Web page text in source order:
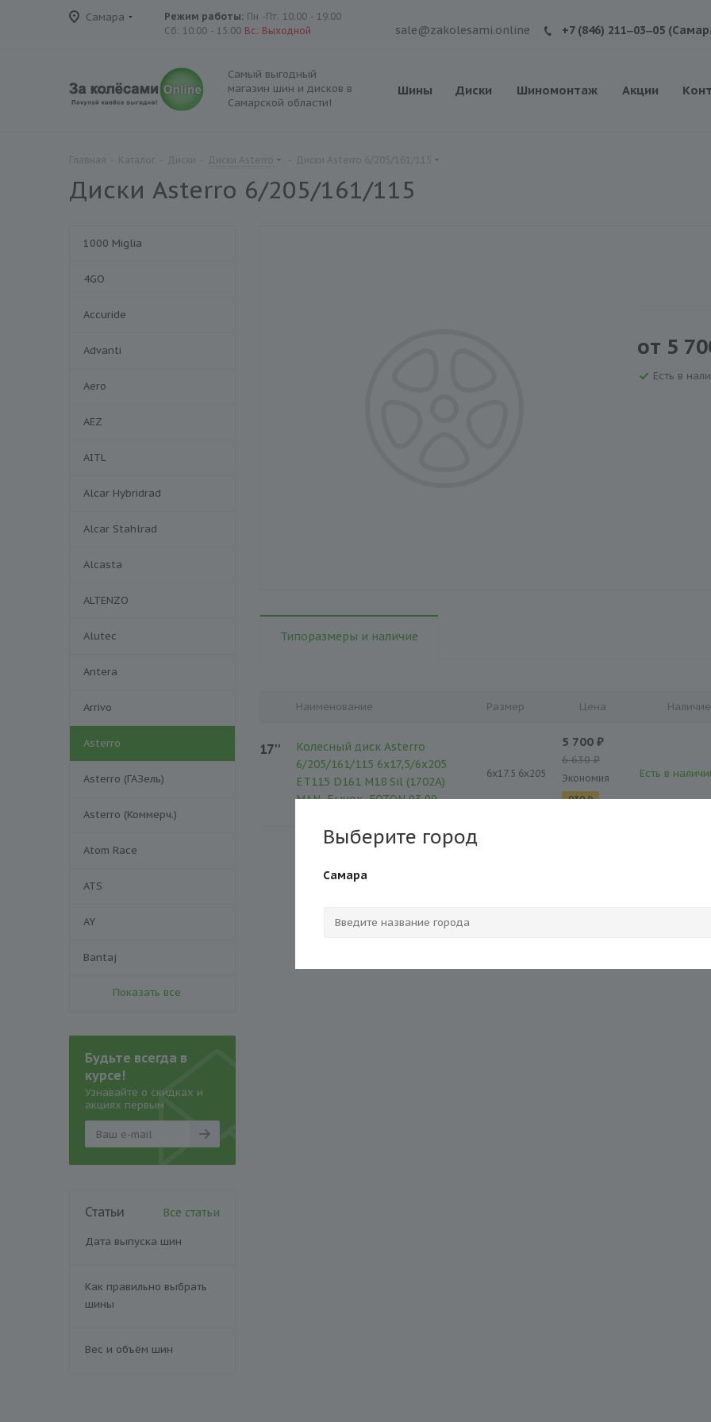
Самара Режим работы: Пн -Пт: 10:00 - 19:00
Сб: 10:00 - 15:00 Вс: Выходной sale@zakolesami.online +7 (846) 211‒03‒05
Самый выгодный
магазин шин и дисков в
Самарской области!
Шины Диски Шиномонтаж Акции
Диски Asterro 6/205/161/115
от 5
Есть в
Типоразмеры и наличие
Наименование Размер Цена Наличие
17''
Колесный диск Asterro
6/205/161/115 6x17,5/6x205
ET115 D161 M18 Sil (1702A)
MAN, Бычок, FOTON 93,99
6x17.5 6x205
5 700 ₽
6 630 ₽
Экономия
930 ₽
Есть в
1000 Miglia
4GO
Accuride
Advanti
Aero
AEZ
AITL
Alcar Hybridrad
Alcar Stahlrad
Alcasta
ALTENZO
Alutec
Antera
Arrivo
Asterro
Asterro (ГАЗель)
Asterro (Коммерч.)
Atom Race
ATS
AY
Bantaj
Показать все
Будьте всегда в
курсе!
Узнавайте о скидках и
акциях первым
Статьи Все статьи
Дата выпуска шин
Как правильно выбрать
шины
Вес и объём шин
Выберите город
Самара